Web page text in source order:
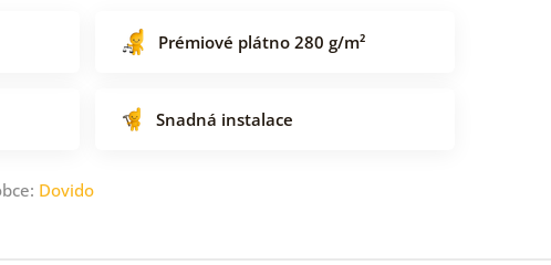
Prémiové plátno 280 g/m²
Snadná instalace
Dovido